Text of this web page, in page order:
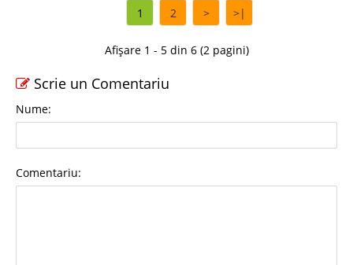
1 2 > >|
Afișare 1 - 5 din 6 (2 pagini)
Scrie un Comentariu
Nume:
Comentariu: